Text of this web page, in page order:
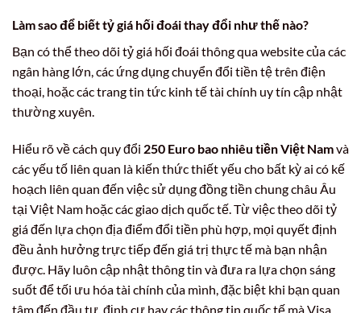
Làm sao để biết tỷ giá hối đoái thay đổi như thế nào?
Bạn có thể theo dõi tỷ giá hối đoái thông qua website của các
ngân hàng lớn, các ứng dụng chuyển đổi tiền tệ trên điện
thoại, hoặc các trang tin tức kinh tế tài chính uy tín cập nhật
thường xuyên.
Hiểu rõ về cách quy đổi 250 Euro bao nhiêu tiền Việt Namvà
các yếu tố liên quan là kiến thức thiết yếu cho bất kỳ ai có kế
hoạch liên quan đến việc sử dụng đồng tiền chung châu Âu
tại Việt Nam hoặc các giao dịch quốc tế. Từ việc theo dõi tỷ
giá đến lựa chọn địa điểm đổi tiền phù hợp, mọi quyết định
đều ảnh hưởng trực tiếp đến giá trị thực tế mà bạn nhận
được. Hãy luôn cập nhật thông tin và đưa ra lựa chọn sáng
suốt để tối ưu hóa tài chính của mình, đặc biệt khi bạn quan
tâm đến đầu tư, định cư hay các thông tin quốc tế mà Visa